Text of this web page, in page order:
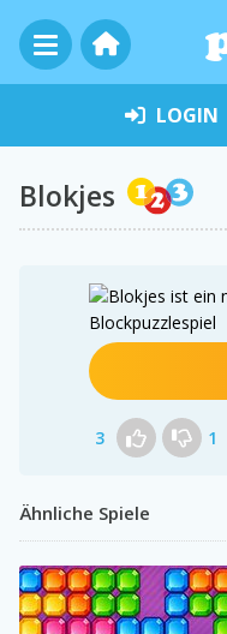
LOGIN
Blokjes
3 1
Ähnliche Spiele